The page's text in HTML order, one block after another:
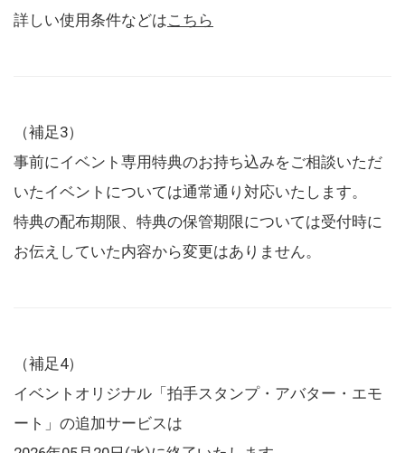
詳しい使用条件などはこちら
（補足3）
事前にイベント専用特典のお持ち込みをご相談いただ
いたイベントについては通常通り対応いたします。
特典の配布期限、特典の保管期限については受付時に
お伝えしていた内容から変更はありません。
（補足4）
イベントオリジナル「拍手スタンプ・アバター・エモ
ート」の追加サービスは